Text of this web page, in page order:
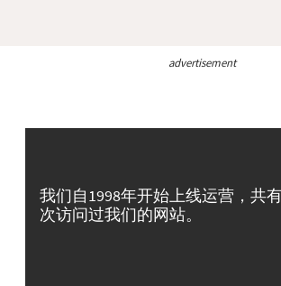
advertisement
我们自1998年开始上线运营，共
次访问过我们的网站。